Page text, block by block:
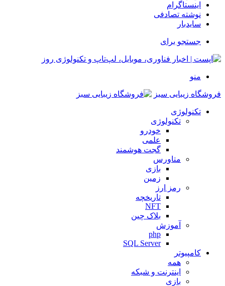
اینستاگرام
نوشته تصادفی
سایدبار
جستجو برای
منو
فروشگاه زیبایی سبز
تکنولوژی
تکنولوژی
خودرو
علمی
گجت هوشمند
متاورس
بازی
زمین
رمز ارز
تاریخچه
NFT
بلاک چین
آموزش
php
SQL Server
کامپیوتر
همه
اینترنت و شبکه
بازی